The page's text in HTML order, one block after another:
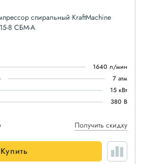
спиральный KraftMachine
8 СБМ-А
1640 л/мин
7 атм
15 кВт
380 В
Получить скидку
Купить